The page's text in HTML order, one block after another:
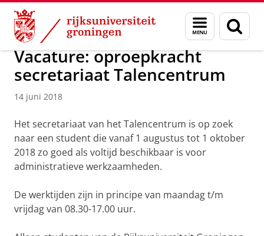
Skip
Content
Skip
Navigation
Menu
en
zoeken
Over ons Actueel Nieuws Nieuwsberichten
Vacature: oproepkracht
secretariaat Talencentrum
14 juni 2018
Het secretariaat van het Talencentrum is op zoek
naar een student die vanaf 1 augustus tot 1 oktober
2018 zo goed als voltijd beschikbaar is voor
administratieve werkzaamheden.
De werktijden zijn in principe van maandag t/m
vrijdag van 08.30-17.00 uur.